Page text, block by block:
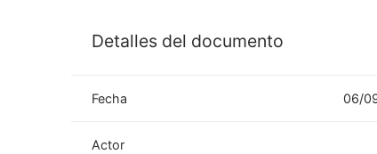
Detalles del documento
Fecha 06/
Actor